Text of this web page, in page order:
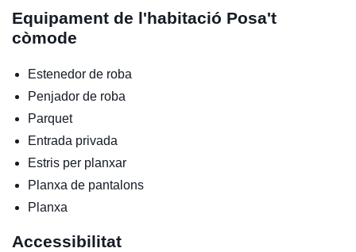
Equipament de l'habitació Posa't
còmode
Estenedor de roba
Penjador de roba
Parquet
Entrada privada
Estris per planxar
Planxa de pantalons
Planxa
Accessibilitat